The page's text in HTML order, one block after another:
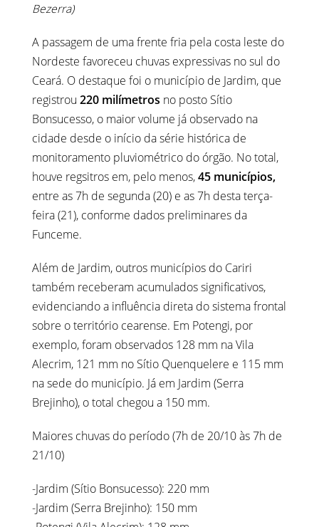
Bezerra)
A passagem de uma frente fria pela costa leste do
Nordeste favoreceu chuvas expressivas no sul do
Ceará. O destaque foi o município de Jardim, que
registrou 220 milímetros no posto Sítio
Bonsucesso, o maior volume já observado na
cidade desde o início da série histórica de
monitoramento pluviométrico do órgão. No total,
houve regsitros em, pelo menos,45 municípios,
entre as 7h de segunda (20) e as 7h desta terça-
feira (21), conforme dados preliminares da
Funceme.
Além de Jardim, outros municípios do Cariri
também receberam acumulados significativos,
evidenciando a influência direta do sistema frontal
sobre o território cearense. Em Potengi, por
exemplo, foram observados 128 mm na Vila
Alecrim, 121 mm no Sítio Quenquelere e 115 mm
na sede do município. Já em Jardim (Serra
Brejinho), o total chegou a 150 mm.
Maiores chuvas do período (7h de 20/10 às 7h de
21/10)
-Jardim (Sítio Bonsucesso): 220 mm
-Jardim (Serra Brejinho): 150 mm